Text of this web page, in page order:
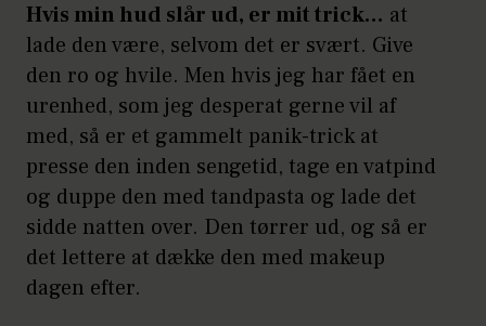
Hvis min hud slår ud, er mit trick… at
lade den være, selvom det er svært. Give
den ro og hvile. Men hvis jeg har fået en
urenhed, som jeg desperat gerne vil af
med, så er et gammelt panik-trick at
presse den inden sengetid, tage en vatpind
og duppe den med tandpasta og lade det
sidde natten over. Den tørrer ud, og så er
det lettere at dække den med makeup
dagen efter.